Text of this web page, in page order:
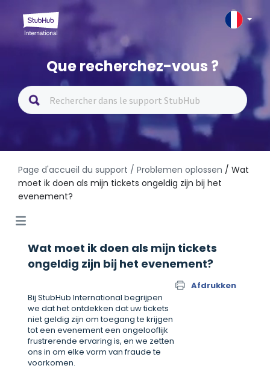
Que recherchez-vous ?
Page d'accueil du support / Problemen oplossen / Wat
moet ik doen als mijn tickets ongeldig zijn bij het
evenement?
Wat moet ik doen als mijn tickets
ongeldig zijn bij het evenement?
Afdrukken
Bij StubHub International begrijpen
we dat het ontdekken dat uw tickets
niet geldig zijn om toegang te krijgen
tot een evenement een ongelooflijk
frustrerende ervaring is, en we zetten
ons in om elke vorm van fraude te
voorkomen.